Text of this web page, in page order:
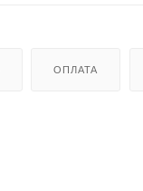
ОПЛАТА